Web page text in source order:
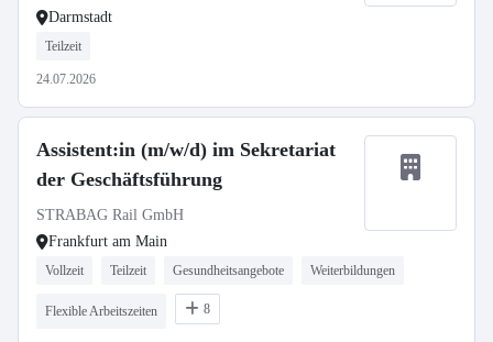
Darmstadt
Teilzeit
24.07.2026
Assistent:in (m/w/d) im Sekretariat
der Geschäftsführung
STRABAG Rail GmbH
Frankfurt am Main
Vollzeit Teilzeit Gesundheitsangebote Weiterbildungen
Flexible Arbeitszeiten 8